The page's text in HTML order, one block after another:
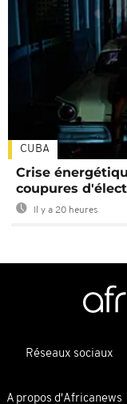
CUBA
Crise
coupures
Il y a 20 heures
Réseaux sociaux
A propos d'Africanews